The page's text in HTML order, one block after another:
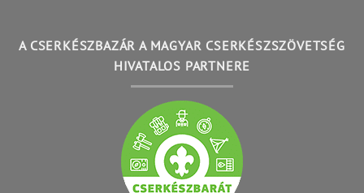
A CSERKÉSZBAZÁR A MAGYAR CSERKÉSZSZÖVETSÉG
HIVATALOS PARTNERE